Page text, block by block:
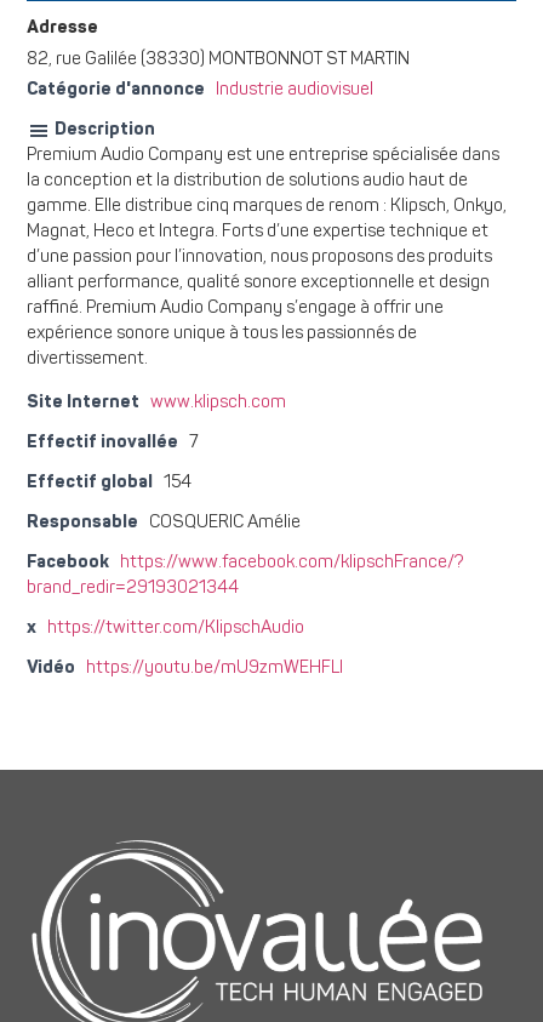
Adresse
82, rue Galilée (38330) MONTBONNOT ST MARTIN
Catégorie d'annonce Industrie audiovisuel
Description
Premium Audio Company est une entreprise spécialisée dans
la conception et la distribution de solutions audio haut de
gamme. Elle distribue cinq marques de renom : Klipsch, Onkyo,
Magnat, Heco et Integra. Forts d’une expertise technique et
d’une passion pour l’innovation, nous proposons des produits
alliant performance, qualité sonore exceptionnelle et design
raffiné. Premium Audio Company s’engage à offrir une
expérience sonore unique à tous les passionnés de
divertissement.
Site Internet www.klipsch.com
Effectif inovallée 7
Effectif global 154
Responsable COSQUERIC Amélie
Facebook
https://www.facebook.com/klipschFrance/?
brand_redir=29193021344
x https://twitter.com/KlipschAudio
Vidéo https://youtu.be/mU9zmWEHFLI